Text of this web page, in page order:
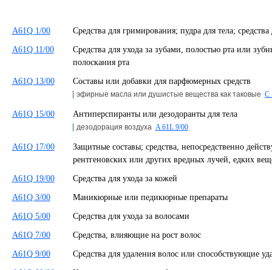
A61Q 1/00 Средства для гримирования; пудра для тела;
A61Q 11/00
Средства для ухода за зубами, полостью рта или
полоскания рта
A61Q 13/00 Составы или добавки для парфюмерных средств
эфирные масла или душистые вещества как таковые C
A61Q 15/00 Антиперспиранты или дезодоранты для тела
дезодорация воздуха A 61L 9/00
A61Q 17/00
Защитные составы; средства, непосредственно
рентгеновских или других вредных лучей, едких
A61Q 19/00 Средства для ухода за кожей
A61Q 3/00 Маникюрные или педикюрные препараты
A61Q 5/00 Средства для ухода за волосами
A61Q 7/00 Средства, влияющие на рост волос
A61Q 9/00 Средства для удаления волос или способствующие